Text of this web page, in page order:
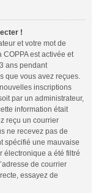
!
et votre mot de
est activée et
ans pendant
que vous avez reçues.
inscriptions
par un administrateur,
information était
reçu un courrier
ne recevez pas de
spécifié une mauvaise
électronique a été filtré
de courrier
essayez de